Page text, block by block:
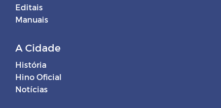
Editais
Manuais
A Cidade
História
Hino Oficial
Notícias